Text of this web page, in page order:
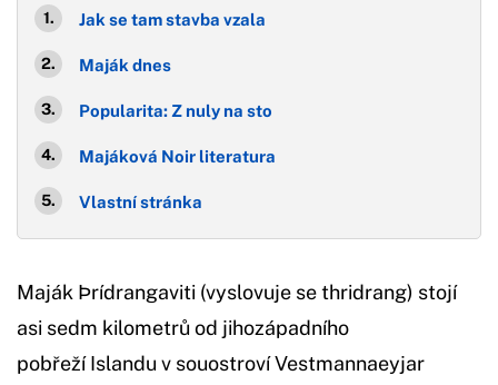
Jak se tam stavba vzala
Maják dnes
Popularita: Z nuly na sto
Majáková Noir literatura
Vlastní stránka
Maják Þrídrangaviti (vyslovuje se thridrang) stojí
asi sedm kilometrů od jihozápadního
pobřeží Islandu v souostroví Vestmannaeyjar